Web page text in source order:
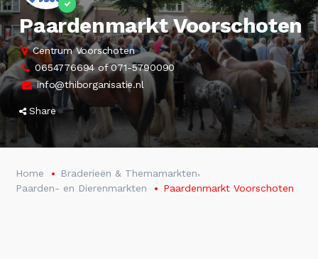
Paardenmarkt Voorschoten
Centrum Voorschoten
0654776694 of 071-5790090
info@thiborganisatie.nl
Share
Home Braderieën & Themamarkten,
Paarden- en Dierenmarkten
Paardenmarkt Voorschoten